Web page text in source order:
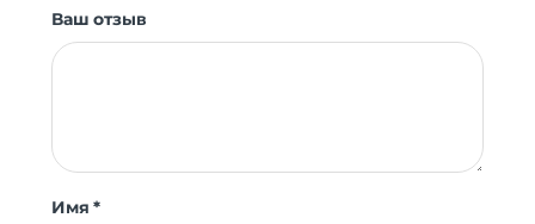
Ваш отзыв
Имя*